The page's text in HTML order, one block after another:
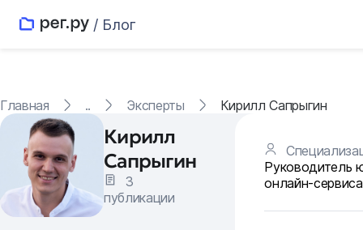
/ Блог
Главная .. Эксперты Кирилл Сапрыгин
Кирилл
Сапрыгин
3
публикации
Руководитель
онлайн-